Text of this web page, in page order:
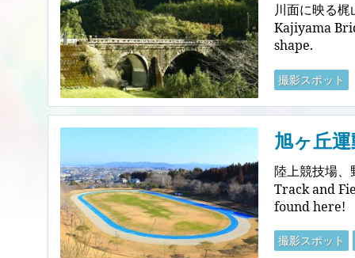
川面に映る
Kajiyama
shape.
撮影スポット
旭ヶ丘
陸上競技場、
Track and
found here!
撮影スポット